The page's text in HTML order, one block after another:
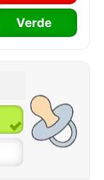
Verde